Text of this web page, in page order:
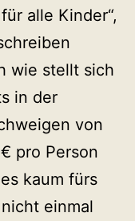
alle Kinder“,
wie stellt sich
in der
von
pro Person
kaum fürs
einmal